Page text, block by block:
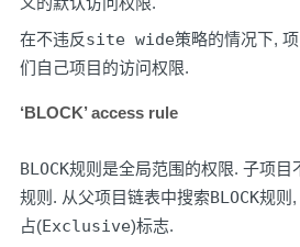
在不违反site wide策略的情况下, 项
们自己项目的访问权限.
‘BLOCK’ access rule
BLOCK规则是全局范围的权限. 子项目
规则. 从父项目链表中搜索BLOCK规则
占(Exclusive)标志.